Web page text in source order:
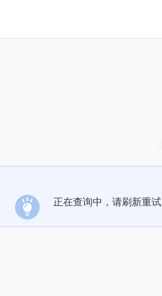
正在查询中，请刷新重试